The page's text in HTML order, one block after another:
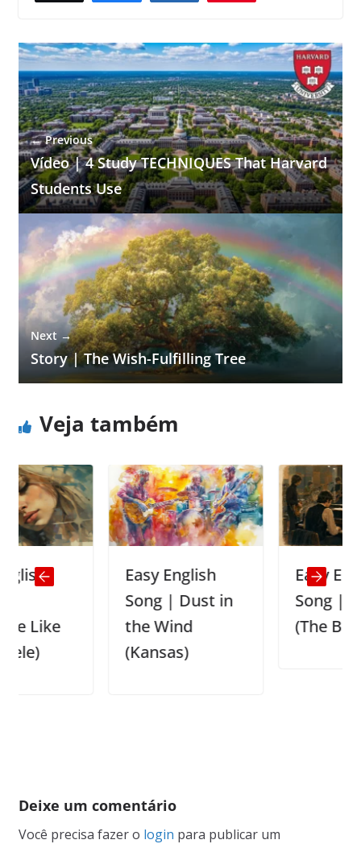
← Previous
Vídeo | 4 Study TECHNIQUES That Harvard
Students Use
Next →
Story | The Wish-Fulfilling Tree
Veja também
Easy English
Song | Dust in
the Wind
(Kansas)
Easy English
Song | Hey
(The Beatles)
Deixe um comentário
Você precisa fazer o login para publicar um